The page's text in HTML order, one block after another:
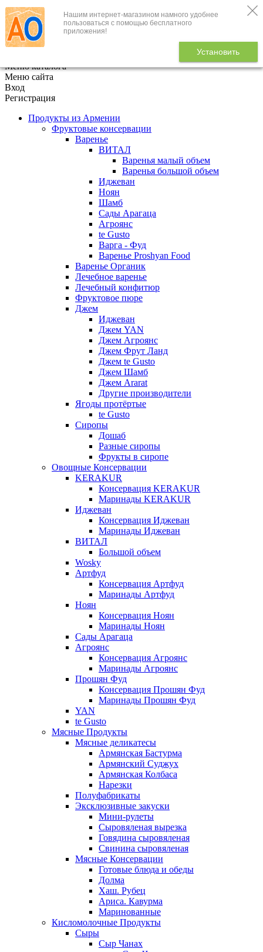
Нашим интернет-магазином намного удобнее
пользоваться с помощью бесплатного
приложения!
Установить
+7 (495) 646-888-1
В корзине
Меню каталога
Меню сайта
Вход
Регистрация
Продукты из Армении
Фруктовые консервации
Варенье
ВИТАЛ
Варенья малый объем
Варенья большой объем
Иджеван
Ноян
Шамб
Сады Арагаца
Агроянс
te Gusto
Варга - Фуд
Варенье Proshyan Food
Варенье Органик
Лечебное варенье
Лечебный конфитюр
Фруктовое пюре
Джем
Иджеван
Джем YAN
Джем Агроянс
Джем Фрут Ланд
Джем te Gusto
Джем Шамб
Джем Ararat
Другие производители
Ягоды протёртые
te Gusto
Сиропы
Дошаб
Разные сиропы
Фрукты в сиропе
Овощные Консервации
KERAKUR
Консервация KERAKUR
Маринады KERAKUR
Иджеван
Консервация Иджеван
Маринады Иджеван
ВИТАЛ
Большой объем
Wosky
Артфуд
Консервация Артфуд
Маринады Артфуд
Ноян
Консервация Ноян
Маринады Ноян
Сады Арагаца
Агроянс
Консервация Агроянс
Маринады Агроянс
Прошян Фуд
Консервация Прошян Фуд
Маринады Прошян Фуд
YAN
te Gusto
Мясные Продукты
Мясные деликатесы
Армянская Бастурма
Армянский Суджух
Армянская Колбаса
Нарезки
Полуфабрикаты
Эксклюзивные закуски
Мини-рулеты
Сыровяленая вырезка
Говядина сыровяленая
Свинина сыровяленая
Мясные Консервации
Готовые блюда и обеды
Долма
Хаш. Рубец
Ариса. Кавурма
Маринованные
Кисломолочные Продукты
Сыры
Сыр Чанах